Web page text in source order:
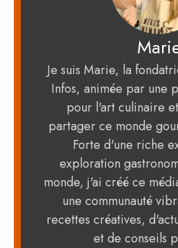
Je suis Marie, la
Infos, animée par une
pour l'art culinaire
partager ce monde
Forte d'une riche
exploration
monde, j'ai créé ce
une communauté
recettes créatives,
et de conseils